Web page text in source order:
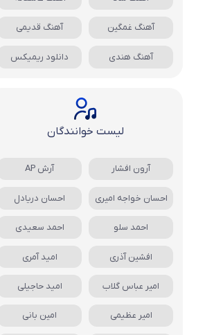
آهنگ غمگین آهنگ قدیمی
آهنگ هندی دانلود ریمیکس
لیست خوانندگان
آرون افشار آرش AP
احسان خواجه امیری احسان دریادل
احمد سلو احمد سعیدی
افشین آذری امید آمری
امیر عباس گلاب امید حاجیلی
امیر عظیمی امین بانی